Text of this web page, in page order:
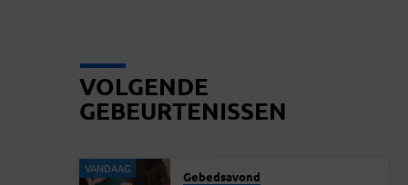
VOLGENDE
GEBEURTENISSEN
VANDAAG
Gebedsavond